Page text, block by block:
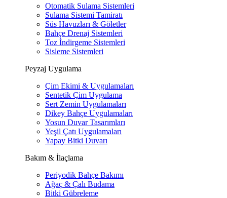
Otomatik Sulama Sistemleri
Sulama Sistemi Tamiratı
Süs Havuzları & Göletler
Bahçe Drenaj Sistemleri
Toz İndirgeme Sistemleri
Sisleme Sistemleri
Peyzaj Uygulama
Çim Ekimi & Uygulamaları
Sentetik Çim Uygulama
Sert Zemin Uygulamaları
Dikey Bahçe Uygulamaları
Yosun Duvar Tasarımları
Yeşil Çatı Uygulamaları
Yapay Bitki Duvarı
Bakım & İlaçlama
Periyodik Bahçe Bakımı
Ağaç & Çalı Budama
Bitki Gübreleme